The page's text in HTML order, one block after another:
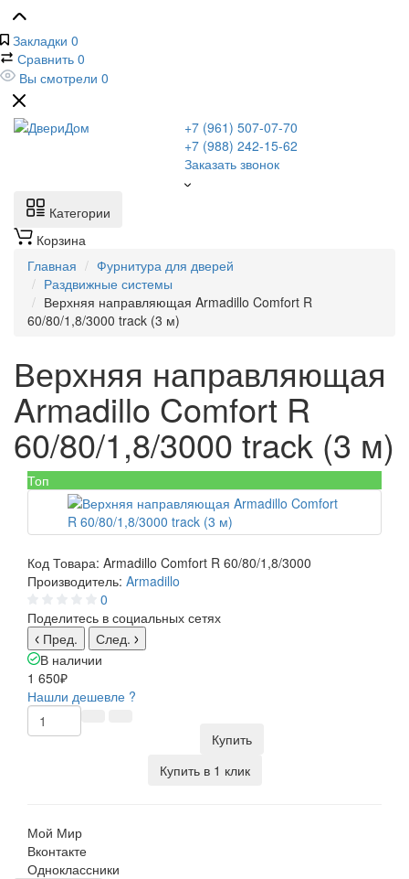
Закладки 0
Сравнить 0
Вы смотрели 0
+7 (961) 507-07-70
+7 (988) 242-15-62
Заказать звонок
Категории
Корзина
Главная
Фурнитура для дверей
Раздвижные системы
Верхняя направляющая Armadillo Comfort R
60/80/1,8/3000 track (3 м)
Верхняя направляющая
Armadillo Comfort R
60/80/1,8/3000 track (3 м)
Топ
Код Товара: Armadillo Comfort R 60/80/1,8/3000
Производитель: Armadillo
0
Поделитесь в социальных сетях
Пред.
След.
В наличии
1 650₽
Нашли дешевле ?
Купить
Купить в 1 клик
Мой Мир
Вконтакте
Одноклассники